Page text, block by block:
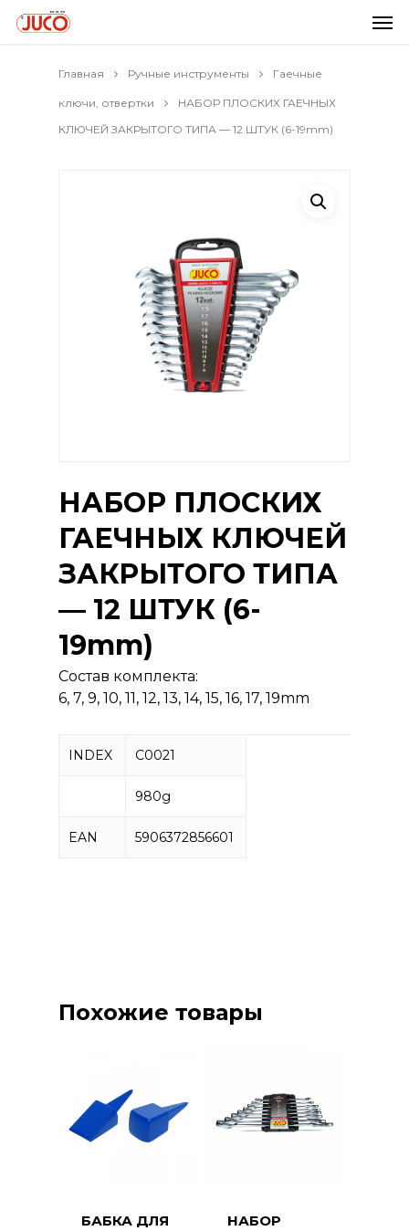
Главная Ручные инструменты Гаечные
ключи, отвертки
НАБОР ПЛОСКИХ ГАЕЧНЫХ
КЛЮЧЕЙ ЗАКРЫТОГО ТИПА — 12 ШТУК (6-19mm)
НАБОР ПЛОСКИХ
ГАЕЧНЫХ КЛЮЧЕЙ
ЗАКРЫТОГО ТИПА
— 12 ШТУК (6-
19mm)
Состав комплекта:
6, 7, 9, 10, 11, 12, 13, 14, 15, 16, 17, 19mm
INDEX C0021
980g
EAN 5906372856601
Похожие товары
БАБКА ДЛЯ
НАБОР